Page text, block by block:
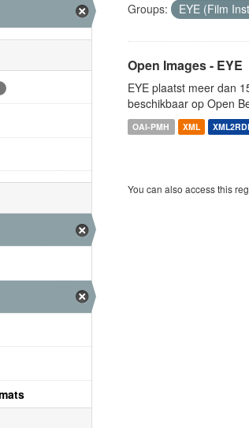
Groups:
EYE (Film
Open Images - EYE
EYE plaatst meer dan
beschikbaar op Open
OAI-PMH XML
You can also access this